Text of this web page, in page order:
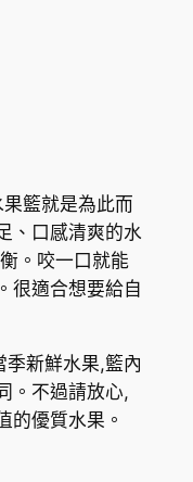
籃就是為此而
、口感清爽的水
。咬一口就能
很適合想要給自
新鮮水果,籃內
。不過請放心,
的優質水果。